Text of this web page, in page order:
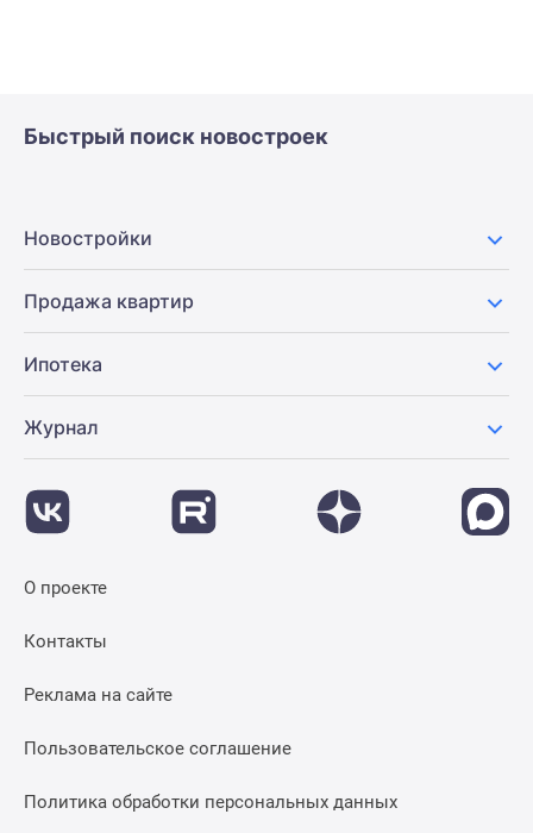
Быстрый поиск новостроек
Новостройки
Продажа квартир
Ипотека
Журнал
О проекте
Контакты
Реклама на сайте
Пользовательское соглашение
Политика обработки персональных данных